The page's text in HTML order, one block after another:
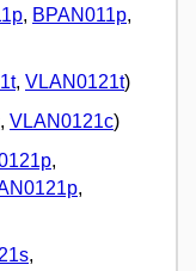
, BPAN011p,
, VLAN0121t)
, VLAN0121c)
,
,
,